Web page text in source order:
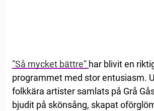
”Så mycket bättre” har blivit en
programmet med stor entusiasm.
folkkära artister samlats på Grå
bjudit på skönsång, skapat